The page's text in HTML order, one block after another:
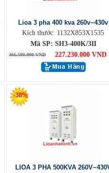
Lioa 3 pha 400 kva 260v~430v
Kích thước: 1132X853X1535
Mã SP: SH3-400K/3II
366.500.000 VND 227.230.000 VND
-38%
LIOA 3 PHA 500KVA